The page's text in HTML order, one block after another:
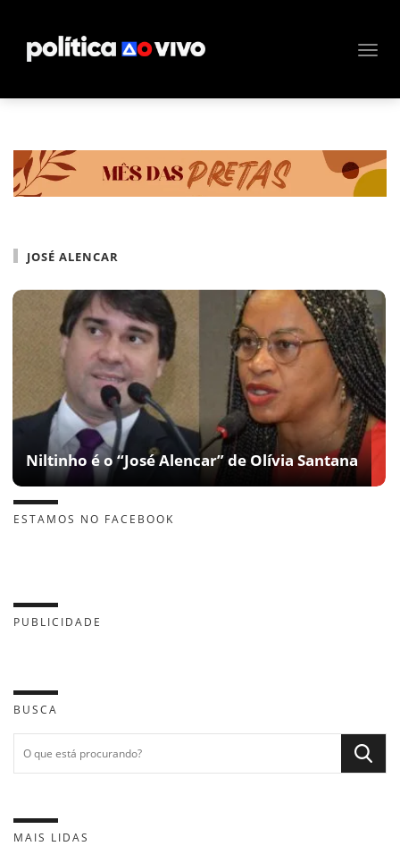
JOSÉ ALENCAR
Niltinho é o “José Alencar” de Olívia Santana
ESTAMOS NO FACEBOOK
PUBLICIDADE
BUSCA
MAIS LIDAS